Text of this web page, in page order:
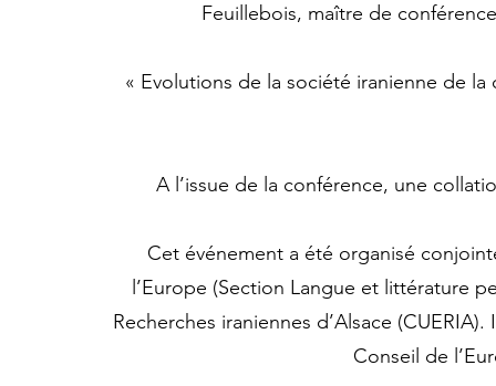
Feuillebois, maître de
« Evolutions de la société iranienne de
A l’issue de la conférence, une
Cet événement a été organisé
l’Europe (Section Langue et littérature
Recherches iraniennes d’Alsace
Conseil de